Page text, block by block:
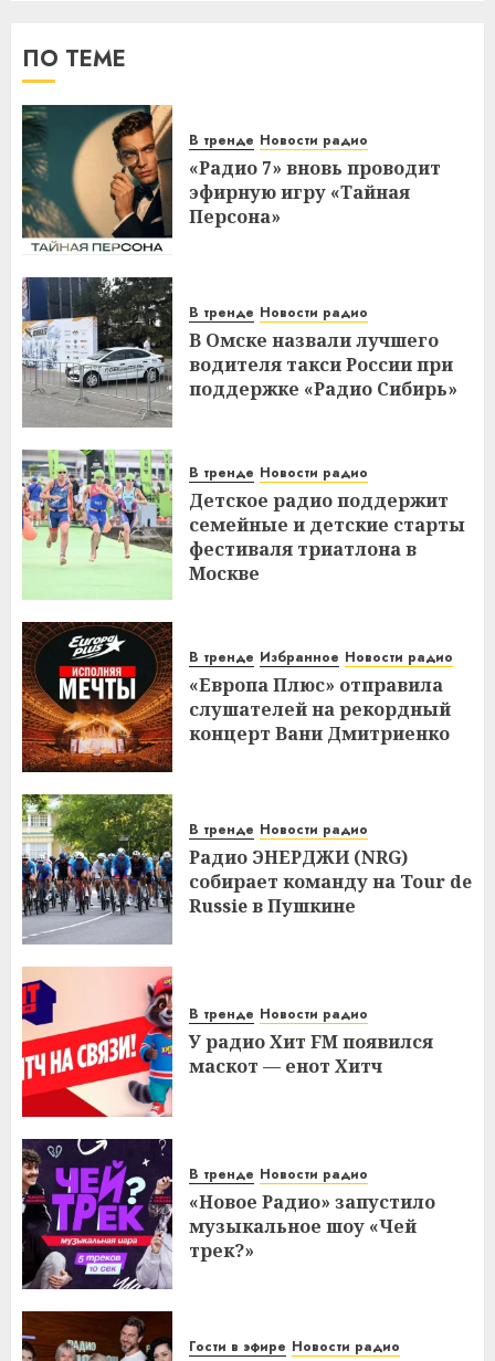
ПО ТЕМЕ
В тренде Новости радио
«Радио 7» вновь проводит
эфирную игру «Тайная
Персона»
В тренде Новости радио
В Омске назвали лучшего
водителя такси России при
поддержке «Радио Сибирь»
В тренде Новости радио
Детское радио поддержит
семейные и детские старты
фестиваля триатлона в
Москве
В тренде Избранное Новости радио
«Европа Плюс» отправила
слушателей на рекордный
концерт Вани Дмитриенко
В тренде Новости радио
Радио ЭНЕРДЖИ (NRG)
собирает команду на Tour de
Russie в Пушкине
В тренде Новости радио
У радио Хит FM появился
маскот — енот Хитч
В тренде Новости радио
«Новое Радио» запустило
музыкальное шоу «Чей
трек?»
Гости в эфире Новости радио